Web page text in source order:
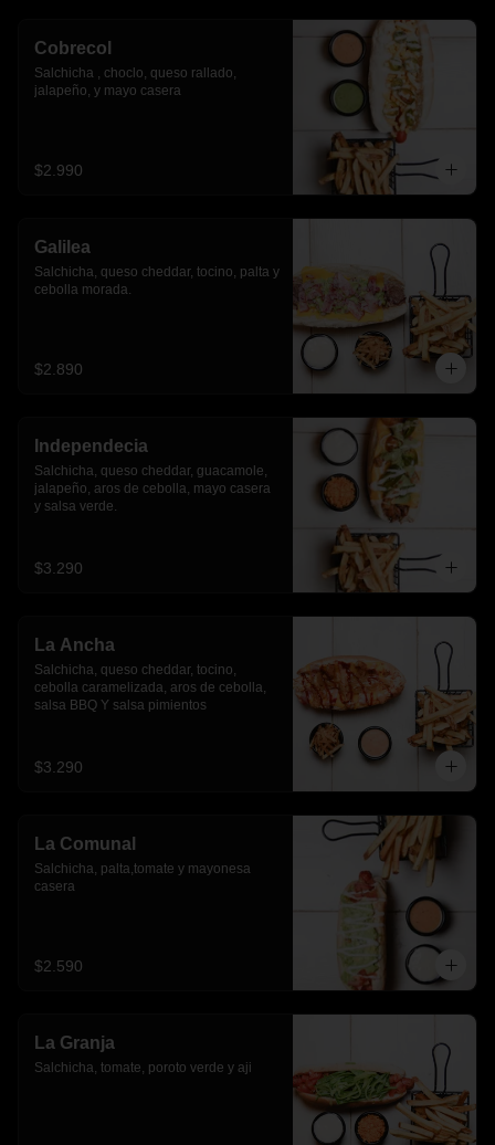
Cobrecol
Salchicha , choclo, queso rallado,
jalapeño, y mayo casera
$2.990
Galilea
Salchicha, queso cheddar, tocino, palta y
cebolla morada.
$2.890
Independecia
Salchicha, queso cheddar, guacamole,
jalapeño, aros de cebolla, mayo casera
y salsa verde.
$3.290
La Ancha
Salchicha, queso cheddar, tocino,
cebolla caramelizada, aros de cebolla,
salsa BBQ Y salsa pimientos
$3.290
La Comunal
Salchicha, palta,tomate y mayonesa
casera
$2.590
La Granja
Salchicha, tomate, poroto verde y aji